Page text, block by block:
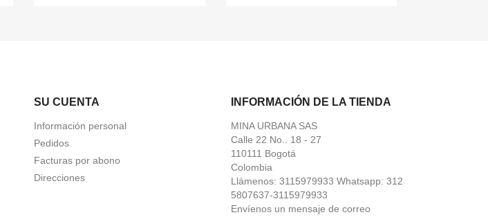
SU CUENTA
Información personal
Pedidos
Facturas por abono
Direcciones
INFORMACIÓN DE LA TIENDA
MINA URBANA SAS
Calle 22 No.. 18 - 27
110111 Bogotá
Colombia
Llámenos: 3115979933 Whatsapp: 312
5807637-3115979933
Envíenos un mensaje de correo